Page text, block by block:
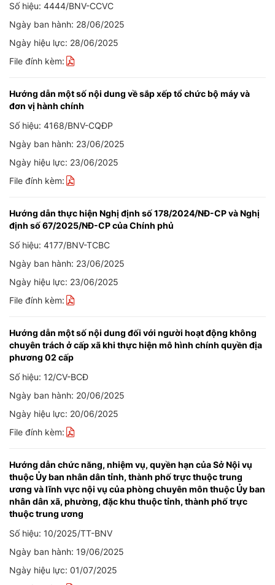
Số hiệu: 4444/BNV-CCVC
Ngày ban hành: 28/06/2025
Ngày hiệu lực: 28/06/2025
File đính kèm:
Hướng dẫn một số nội dung về sắp xếp tổ chức bộ máy và
đơn vị hành chính
Số hiệu: 4168/BNV-CQĐP
Ngày ban hành: 23/06/2025
Ngày hiệu lực: 23/06/2025
File đính kèm:
Hướng dẫn thực hiện Nghị định số 178/2024/NĐ-CP và Nghị
định số 67/2025/NĐ-CP của Chính phủ
Số hiệu: 4177/BNV-TCBC
Ngày ban hành: 23/06/2025
Ngày hiệu lực: 23/06/2025
File đính kèm:
Hướng dẫn một số nội dung đối với người hoạt động không
chuyên trách ở cấp xã khi thực hiện mô hình chính quyền địa
phương 02 cấp
Số hiệu: 12/CV-BCĐ
Ngày ban hành: 20/06/2025
Ngày hiệu lực: 20/06/2025
File đính kèm:
Hướng dẫn chức năng, nhiệm vụ, quyền hạn của Sở Nội vụ
thuộc Ủy ban nhân dân tỉnh, thành phố trực thuộc trung
ương và lĩnh vực nội vụ của phòng chuyên môn thuộc Ủy ban
nhân dân xã, phường, đặc khu thuộc tỉnh, thành phố trực
thuộc trung ương
Số hiệu: 10/2025/TT-BNV
Ngày ban hành: 19/06/2025
Ngày hiệu lực: 01/07/2025